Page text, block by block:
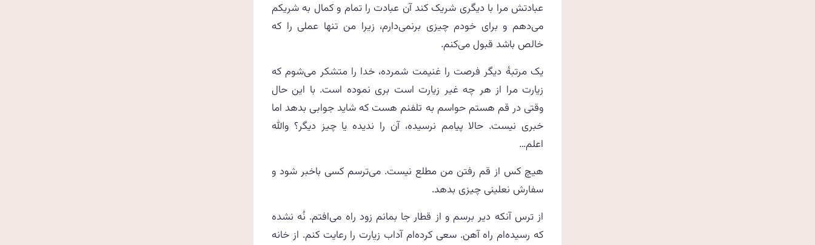
عبادتش مرا با ديگرى شريک كند آن عبادت را تمام و کمال به شريکم
مى‌دهم و برای خودم چیزی برنمى‌دارم، زيرا من تنها عملى را كه
خالص باشد قبول می‌کنم.
یک مرتبهٔ دیگر فرصت را غنیمت شمرده، خدا را متشکر می‌شوم که
زیارت مرا از هر چه غیر زیارت است بری نموده است. با این حال
وقتی در قم هستم حواسم به تلفنم هست که شاید جوابی بدهد اما
خبری نیست. حالا پیامم نرسیده، آن را ندیده یا چیز دیگر؟ والله
اعلم…
هیچ کس از قم رفتن من مطلع نیست. می‌ترسم کسی باخبر شود و
سفارش نعلینی چیزی بدهد.
از ترس آنکه دیر برسم و از قطار جا بمانم زود راه می‌افتم. نُه نشده
که رسیده‌ام راه آهن. سعی کرده‌ام آداب زیارت را رعایت کنم. از خانه